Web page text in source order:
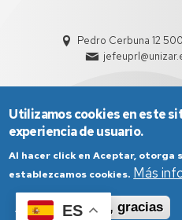
ES
Pedro Cerbuna 12
Aviso Legal
Política de Privacidad
Utilizamos cookies en este
experiencia de usuario.
Al hacer click en Aceptar, otorga
establezcamos cookies. Más
Aceptar
No, gracias